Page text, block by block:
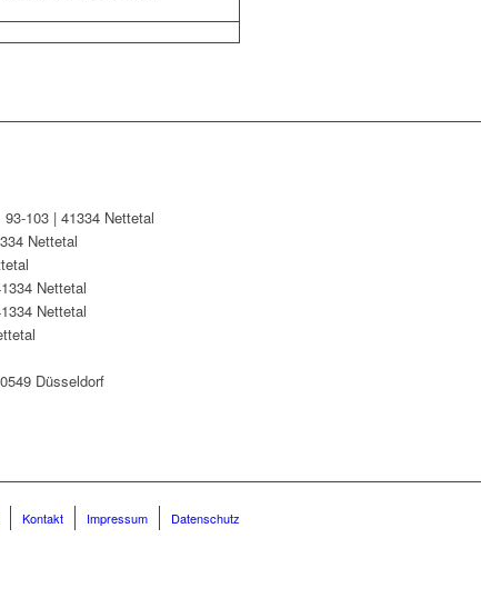
Kontakt Impressum Datenschutz